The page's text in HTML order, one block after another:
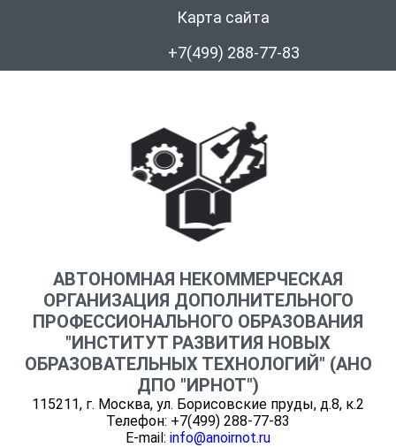
Карта сайта
+7(499) 288-77-83
АВТОНОМНАЯ НЕКОММЕРЧЕСКАЯ
ОРГАНИЗАЦИЯ ДОПОЛНИТЕЛЬНОГО
ПРОФЕССИОНАЛЬНОГО ОБРАЗОВАНИЯ
"ИНСТИТУТ РАЗВИТИЯ НОВЫХ
ОБРАЗОВАТЕЛЬНЫХ ТЕХНОЛОГИЙ" (АНО
ДПО "ИРНОТ")
115211, г. Москва, ул. Борисовские пруды, д.8, к.2
Телефон: +7(499) 288-77-83
E-mail: info@anoirnot.ru